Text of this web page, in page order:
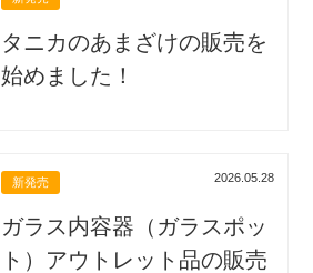
タニカのあまざけの販売を
始めました！
新発売 2026.05.28
ガラス内容器（ガラスポッ
ト）アウトレット品の販売